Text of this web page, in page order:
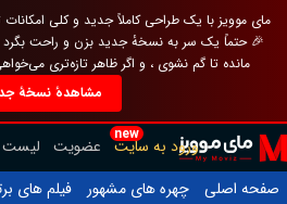
مای موویز با یک طراحی کاملاً جدید و کلی
🎉 حتماً یک سر به نسخهٔ جدید بزن و راحت
مانده تا گم نشوی ، و اگر ظاهر تازه‌تری
مشاهدهٔ نسخهٔ
new
ورود به سایت عضویت
صفحه اصلی
چهره های مشهور
فیلم های